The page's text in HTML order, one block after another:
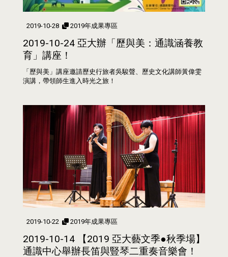
2019-10-28 2019年成果專區
2019-10-24 亞大辦「歷與美：通識涵養教
育」講座！
「歷與美」講座邀請歷史行旅者吳駿聲、歷史文化講師黃偉雯
演講，帶領師生進入時光之旅！
2019-10-22 2019年成果專區
2019-10-14 【2019 亞大藝文季●秋季場】
通識中心舉辦長笛與豎琴二重奏音樂會！